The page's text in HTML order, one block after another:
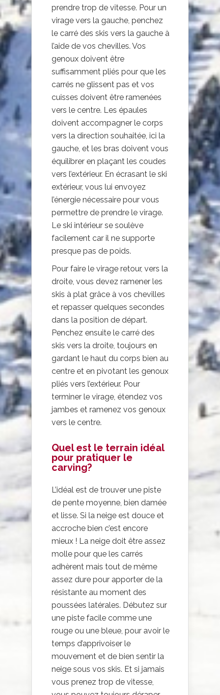
prendre trop de vitesse. Pour un
virage vers la gauche, penchez
le carré des skis vers la gauche à
l’aide de vos chevilles. Vos
genoux doivent être
suffisamment pliés pour que les
carrés ne glissent pas et vos
cuisses doivent être ramenées
vers le centre. Les épaules
doivent accompagner le corps
vers la direction souhaitée, ici la
gauche, et les bras doivent vous
équilibrer en plaçant les coudes
vers l’extérieur. En écrasant le ski
extérieur, vous lui envoyez
l’énergie nécessaire pour vous
permettre de prendre le virage.
Le ski intérieur se soulève
facilement car il ne supporte
presque pas de poids.
Pour faire le virage retour, vers la
droite, vous devez ramener les
skis à plat grâce à vos chevilles
et repasser quelques secondes
dans la position de départ.
Penchez ensuite le carré des
skis vers la droite, toujours en
gardant le haut du corps bien au
centre et en pivotant les genoux
pliés vers l’extérieur. Pour
terminer le virage, étendez vos
jambes et ramenez vos genoux
vers le centre.
Quel est le terrain idéal
pour pratiquer le
carving?
L’idéal est de trouver une piste
de pente moyenne, bien damée
et lisse. Si la neige est douce et
accroche bien c’est encore
mieux ! La neige doit être assez
molle pour que les carrés
adhèrent mais tout de même
assez dure pour apporter de la
résistante au moment des
poussées latérales. Débutez sur
une piste facile comme une
rouge ou une bleue, pour avoir le
temps d’apprivoiser le
mouvement et de bien sentir la
neige sous vos skis. Et si jamais
vous prenez trop de vitesse,